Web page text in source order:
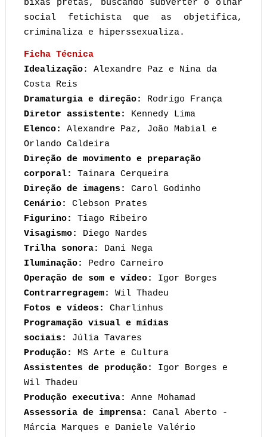
bixas pretas, buscando subverter o olhar
social fetichista que as objetifica,
criminaliza e hiperssexualiza.
Ficha Técnica
Idealização: Alexandre Paz e Nina da
Costa Reis
Dramaturgia e direção:
Rodrigo França
Diretor assistente:
Kennedy Lima
Elenco: Alexandre Paz, João Mabial e
Orlando Caldeira
Direção de movimento e preparação
corporal: Tainara Cerqueira
Direção de imagens:
Carol Godinho
Cenário:
Clebson Prates
Figurino: Tiago Ribeiro
Visagismo: Diego Nardes
Trilha sonora:
Dani Nega
Iluminação: Pedro Carneiro
Operação de som e vídeo: Igor Borges
Contrarregragem:
Wil Thadeu
Fotos e vídeos: Charlinhus
Programação visual e mídias
sociais:
Júlia Tavares
Produção: MS Arte e Cultura
Assistentes de produção:
Igor Borges e
Wil Thadeu
Produção executiva:
Anne Mohamad
Assessoria de imprensa: Canal Aberto -
Márcia Marques e Daniele Valério